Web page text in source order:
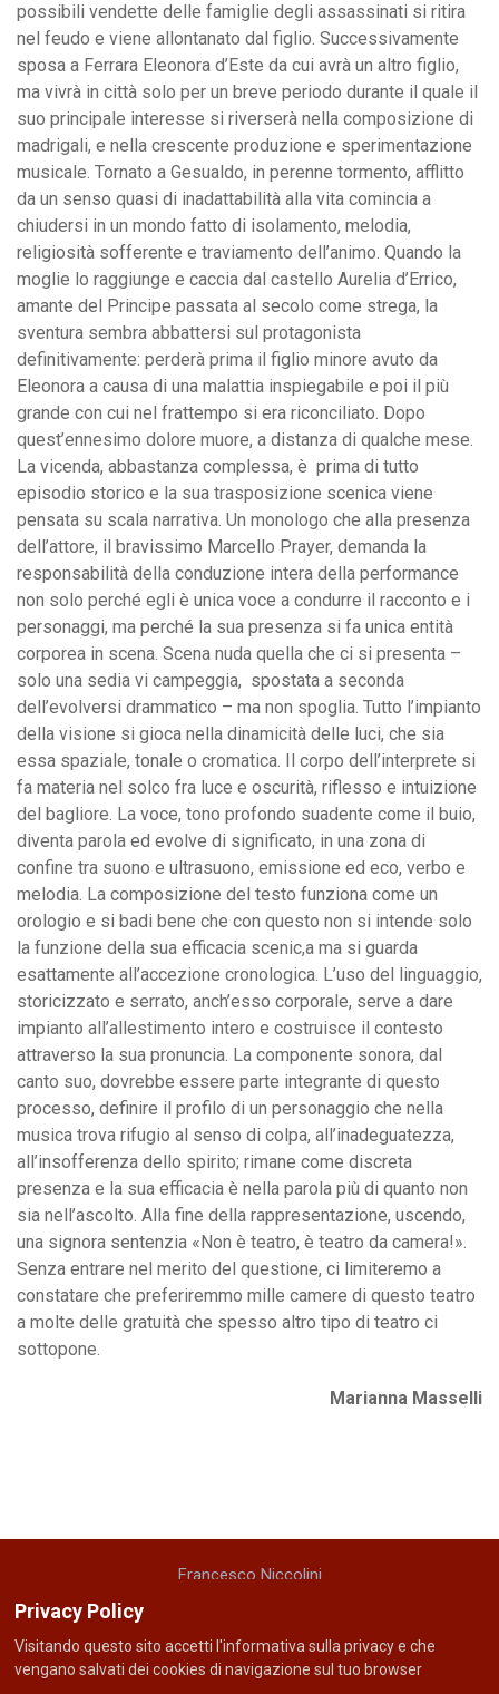
possibili vendette delle famiglie degli assassinati si ritira
nel feudo e viene allontanato dal figlio. Successivamente
sposa a Ferrara Eleonora d’Este da cui avrà un altro figlio,
ma vivrà in città solo per un breve periodo durante il quale il
suo principale interesse si riverserà nella composizione di
madrigali, e nella crescente produzione e sperimentazione
musicale. Tornato a Gesualdo, in perenne tormento, afflitto
da un senso quasi di inadattabilità alla vita comincia a
chiudersi in un mondo fatto di isolamento, melodia,
religiosità sofferente e traviamento dell’animo. Quando la
moglie lo raggiunge e caccia dal castello Aurelia d’Errico,
amante del Principe passata al secolo come strega, la
sventura sembra abbattersi sul protagonista
definitivamente: perderà prima il figlio minore avuto da
Eleonora a causa di una malattia inspiegabile e poi il più
grande con cui nel frattempo si era riconciliato. Dopo
quest’ennesimo dolore muore, a distanza di qualche mese.
La vicenda, abbastanza complessa, è prima di tutto
episodio storico e la sua trasposizione scenica viene
pensata su scala narrativa. Un monologo che alla presenza
dell’attore, il bravissimo Marcello Prayer, demanda la
responsabilità della conduzione intera della performance
non solo perché egli è unica voce a condurre il racconto e i
personaggi, ma perché la sua presenza si fa unica entità
corporea in scena. Scena nuda quella che ci si presenta –
solo una sedia vi campeggia, spostata a seconda
dell’evolversi drammatico – ma non spoglia. Tutto l’impianto
della visione si gioca nella dinamicità delle luci, che sia
essa spaziale, tonale o cromatica. Il corpo dell’interprete si
fa materia nel solco fra luce e oscurità, riflesso e intuizione
del bagliore. La voce, tono profondo suadente come il buio,
diventa parola ed evolve di significato, in una zona di
confine tra suono e ultrasuono, emissione ed eco, verbo e
melodia. La composizione del testo funziona come un
orologio e si badi bene che con questo non si intende solo
la funzione della sua efficacia scenic,a ma si guarda
esattamente all’accezione cronologica. L’uso del linguaggio,
storicizzato e serrato, anch’esso corporale, serve a dare
impianto all’allestimento intero e costruisce il contesto
attraverso la sua pronuncia. La componente sonora, dal
canto suo, dovrebbe essere parte integrante di questo
processo, definire il profilo di un personaggio che nella
musica trova rifugio al senso di colpa, all’inadeguatezza,
all’insofferenza dello spirito; rimane come discreta
presenza e la sua efficacia è nella parola più di quanto non
sia nell’ascolto. Alla fine della rappresentazione, uscendo,
una signora sentenzia «Non è teatro, è teatro da camera!».
Senza entrare nel merito del questione, ci limiteremo a
constatare che preferiremmo mille camere di questo teatro
a molte delle gratuità che spesso altro tipo di teatro ci
sottopone.
Marianna Masselli
Francesco Niccolini
email: f r a n i c c o @ g m a i l . c o m
Privacy Policy
Visitando questo sito accetti l'informativa sulla privacy e che
vengano salvati dei cookies di navigazione sul tuo browser